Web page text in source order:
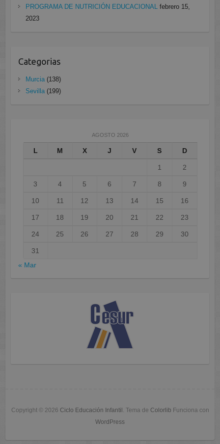
PROGRAMA DE NUTRICIÓN EDUCACIONAL febrero 15,
2023
Categorias
Murcia(138)
Sevilla(199)
AGOSTO 2026
L M X J V S D
1 2
3 4 5 6 7 8 9
10 11 12 13 14 15 16
17 18 19 20 21 22 23
24 25 26 27 28 29 30
31
« Mar
Copyright © 2026 Ciclo Educación Infantil . Tema de Colorlib Funciona con
WordPress